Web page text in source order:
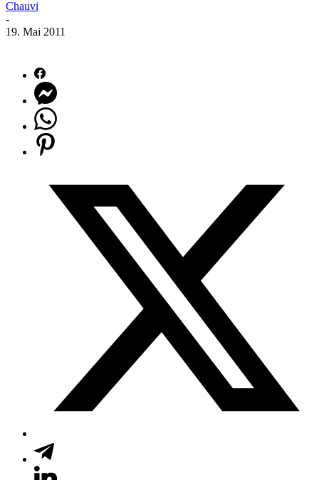
Chauvi
-
19. Mai 2011